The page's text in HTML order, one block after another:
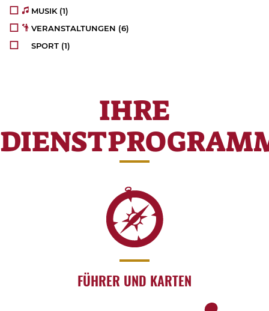
MUSIK (1)
VERANSTALTUNGEN (6)
SPORT (1)
IHRE
FÜHRER UND KARTEN